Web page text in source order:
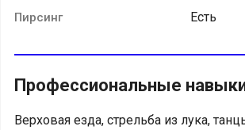
Пирсинг Есть
Профессиональные
Верховая езда, стрельба из лука,